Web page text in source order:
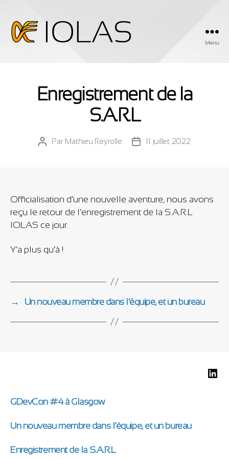
Menu
Enregistrement de la
S.A.R.L
Auteur
Par Mathieu Reyrolle
Date11 juillet 2022
Officialisation d’une nouvelle aventure, nous avons
reçu le retour de l’enregistrement de la S.A.R.L
IOLAS ce jour.
Y’a plus qu’à !
→ Un nouveau membre dans l’équipe, et un bureau
Iolas
GDevCon #4 à Glasgow
Un nouveau membre dans l’équipe, et un bureau
Enregistrement de la S.A.R.L